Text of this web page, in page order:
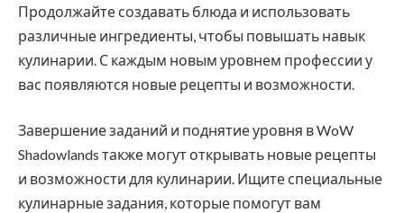
Продолжайте создавать блюда и использовать
различные ингредиенты, чтобы повышать навык
кулинарии. С каждым новым уровнем профессии у
вас появляются новые рецепты и возможности.
Завершение заданий и поднятие уровня в WoW
Shadowlands также могут открывать новые рецепты
и возможности для кулинарии. Ищите специальные
кулинарные задания, которые помогут вам